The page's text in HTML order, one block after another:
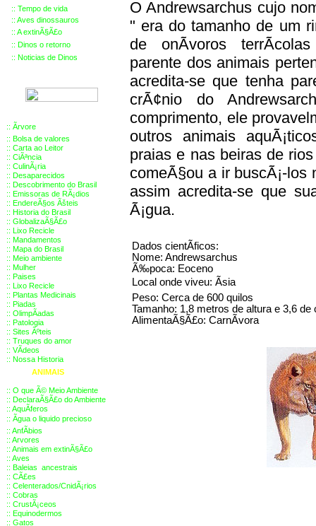
:: Tempo de vida
:: Aves dinossauros
:: A extinÃ§Ã£o
:: Dinos o retorno
:: Noticias de Dinos
:: Ãrvore
:: Bolsa de valores
:: Carta ao Leitor
:: CiÃªncia
:: CulinÃ¡ria
:: Desaparecidos
:: Descobrimento do Brasil
:: Emissoras de RÃ¡dios
:: EndereÃ§os Ãšteis
:: Historia do Brasil
:: GlobalizaÃ§Ã£o
:: Lixo Recicle
:: Mandamentos
:: Mapa do Brasil
:: Meio ambiente
:: Mulher
:: Paises
:: Lixo Recicle
:: Plantas Medicinais
:: Piadas
:: OlimpÃ­adas
:: Patologia
:: Sites Ãºteis
:: Truques do amor
:: VÃ­deos
:: Nossa Historia
ANIMAIS
:: O que Ã© Meio Ambiente
:: DeclaraÃ§Ã£o do Ambiente
:: AquÃ­feros
:: Ãgua o liquido precioso
:: AnfÃ­bios
:: Arvores
:: Animais em extinÃ§Ã£o
:: Aves
:: Baleias ancestrais
:: CÃ£es
:: Celenterados/CnidÃ¡rios
:: Cobras
:: CrustÃ¡ceos
:: Equinodermos
:: Gatos
O Andrewsarchus cujo
" era do tamanho de um
de onÃ­voros
parente dos animais
acredita-se que tenha
crÃ¢nio do
comprimento, ele
outros animais
praias e nas beiras de
comeÃ§ou a ir buscÃ¡-los
assim acredita-se que
Ã¡gua.
Dados cientÃ­ficos:
Nome: Andrewsarchus
Ã‰poca: Eoceno
Local onde viveu: Ãsia
Peso: Cerca de 600 quilos
Tamanho: 1,8 metros de altura e 3,6 de
AlimentaÃ§Ã£o: CarnÃ­vora